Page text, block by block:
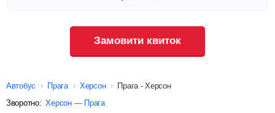
Замовити квиток
Автобус Прага Херсон
Прага - Херсон
Зворотно: Херсон — Прага